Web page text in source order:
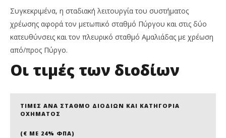
χιλιόμετρα από Καμίνια έως Πύργο
31/07/2025
press-
room
Συγκεκριμένα, η σταδιακή λειτουργία του συστήματος
χρέωσης αφορά τον μετωπικό σταθμό Πύργου και στις δύο
κατευθύνσεις και τον πλευρικό σταθμό Αμαλιάδας με χρέωση
από/προς Πύργο.
Οι τιμές των διοδίων
ΤΙΜΈΣ ΑΝΆ ΣΤΑΘΜΌ ΔΙΟΔΊΩΝ ΚΑΙ ΚΑΤΗΓΟΡΊΑ
ΟΧΉΜΑΤΟΣ
(€ ΜΕ 24% ΦΠΑ)